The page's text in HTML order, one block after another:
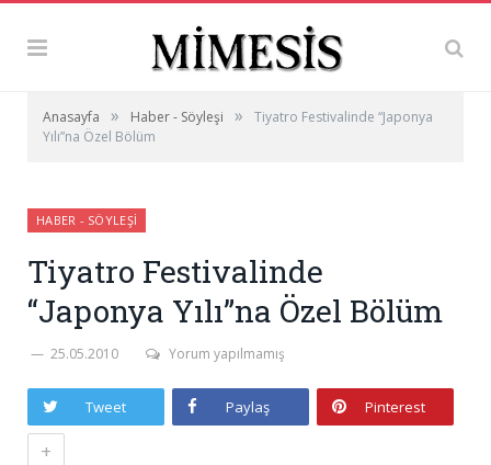
Anasayfa » Haber - Söyleşi »
Tiyatro Festivalinde “Japonya
Yılı”na Özel Bölüm
HABER - SÖYLEŞI
Tiyatro Festivalinde
“Japonya Yılı”na Özel Bölüm
25.05.2010 Yorum yapılmamış
Tweet Paylaş Pinterest
+